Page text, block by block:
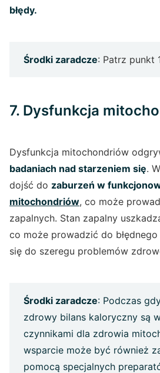
błędy.
Środki zaradcze: Patrz punkt
7. Dysfunkcja
Dysfunkcja mitochondriów
badaniach nad starzeniem się.
dojść do zaburzeń w
mitochondriów, co może
zapalnych. Stan zapalny
co może prowadzić do
się do szeregu problemów
Środki zaradcze: Podczas
zdrowy bilans kaloryczny są
czynnikami dla zdrowia
wsparcie może być również
pomocą specjalnych